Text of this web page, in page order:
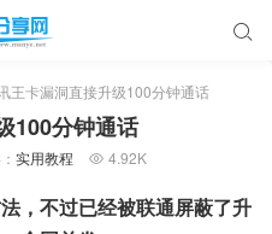

王卡漏洞直接升级100分钟通话
100分钟通话
实用教程  4.92K
，不过已经被联通屏蔽了升